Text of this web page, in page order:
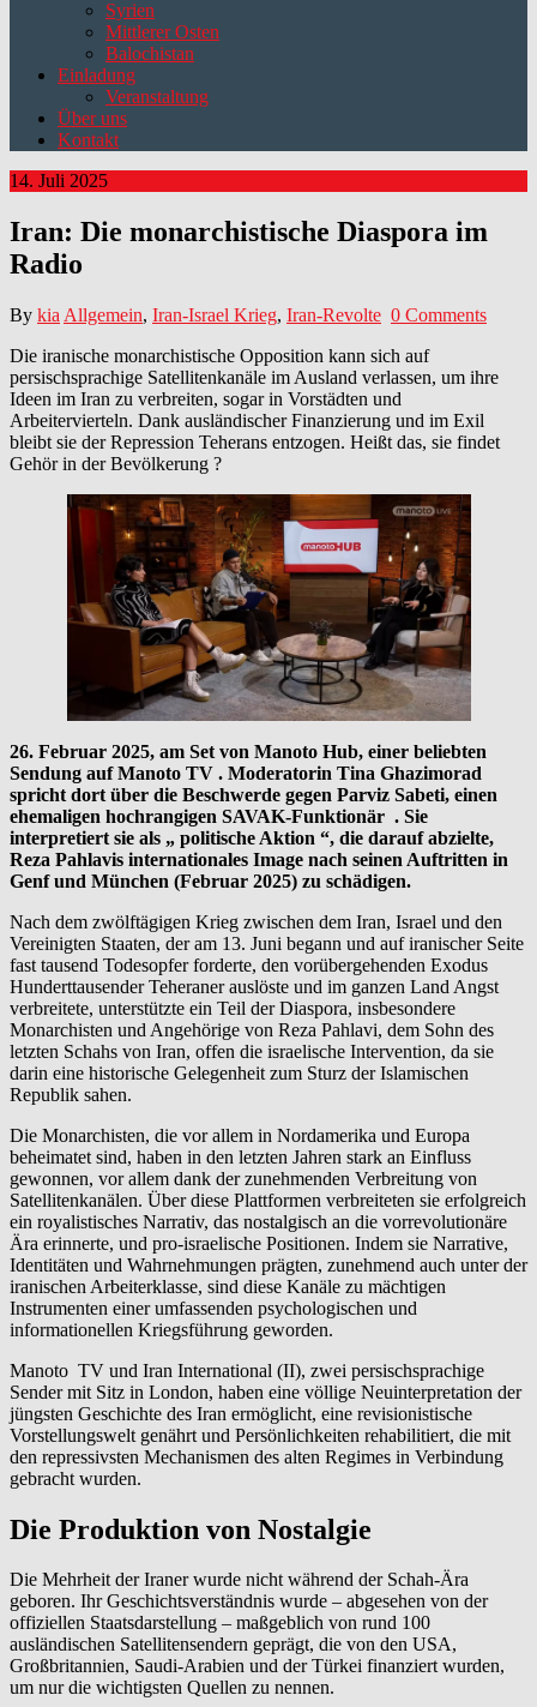
Syrien
Mittlerer Osten
Balochistan
Einladung
Veranstaltung
Über uns
Kontakt
14. Juli 2025
Iran: Die monarchistische Diaspora im
Radio
By kia Allgemein, Iran-Israel Krieg, Iran-Revolte 0 Comments
Die iranische monarchistische Opposition kann sich auf
persischsprachige Satellitenkanäle im Ausland verlassen, um ihre
Ideen im Iran zu verbreiten, sogar in Vorstädten und
Arbeitervierteln. Dank ausländischer Finanzierung und im Exil
bleibt sie der Repression Teherans entzogen. Heißt das, sie findet
Gehör in der Bevölkerung ?
26. Februar 2025, am Set von Manoto Hub, einer beliebten
Sendung auf Manoto TV . Moderatorin Tina Ghazimorad
spricht dort über die Beschwerde gegen Parviz Sabeti, einen
ehemaligen hochrangigen SAVAK-Funktionär . Sie
interpretiert sie als „ politische Aktion “, die darauf abzielte,
Reza Pahlavis internationales Image nach seinen Auftritten in
Genf und München (Februar 2025) zu schädigen.
Nach dem zwölftägigen Krieg zwischen dem Iran, Israel und den
Vereinigten Staaten, der am 13. Juni begann und auf iranischer Seite
fast tausend Todesopfer forderte, den vorübergehenden Exodus
Hunderttausender Teheraner auslöste und im ganzen Land Angst
verbreitete, unterstützte ein Teil der Diaspora, insbesondere
Monarchisten und Angehörige von Reza Pahlavi, dem Sohn des
letzten Schahs von Iran, offen die israelische Intervention, da sie
darin eine historische Gelegenheit zum Sturz der Islamischen
Republik sahen.
Die Monarchisten, die vor allem in Nordamerika und Europa
beheimatet sind, haben in den letzten Jahren stark an Einfluss
gewonnen, vor allem dank der zunehmenden Verbreitung von
Satellitenkanälen. Über diese Plattformen verbreiteten sie erfolgreich
ein royalistisches Narrativ, das nostalgisch an die vorrevolutionäre
Ära erinnerte, und pro-israelische Positionen. Indem sie Narrative,
Identitäten und Wahrnehmungen prägten, zunehmend auch unter der
iranischen Arbeiterklasse, sind diese Kanäle zu mächtigen
Instrumenten einer umfassenden psychologischen und
informationellen Kriegsführung geworden.
Manoto TV und Iran International (II), zwei persischsprachige
Sender mit Sitz in London, haben eine völlige Neuinterpretation der
jüngsten Geschichte des Iran ermöglicht, eine revisionistische
Vorstellungswelt genährt und Persönlichkeiten rehabilitiert, die mit
den repressivsten Mechanismen des alten Regimes in Verbindung
gebracht wurden.
Die Produktion von Nostalgie
Die Mehrheit der Iraner wurde nicht während der Schah-Ära
geboren. Ihr Geschichtsverständnis wurde – abgesehen von der
offiziellen Staatsdarstellung – maßgeblich von rund 100
ausländischen Satellitensendern geprägt, die von den USA,
Großbritannien, Saudi-Arabien und der Türkei finanziert wurden,
um nur die wichtigsten Quellen zu nennen.